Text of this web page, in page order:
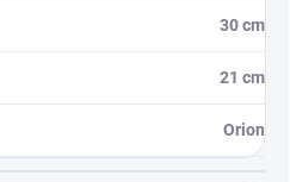
30 cm
21 cm
Orion